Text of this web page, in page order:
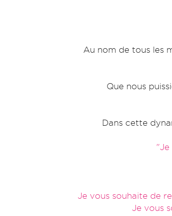
Au nom de tous les
Que nous
Dans cette
"Je
Je vous souhaite de
Je vous